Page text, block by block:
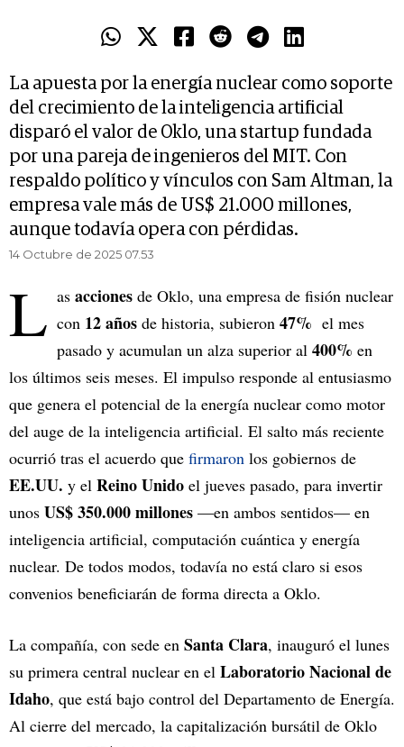
La apuesta por la energía nuclear como soporte
del crecimiento de la inteligencia artificial
disparó el valor de Oklo, una startup fundada
por una pareja de ingenieros del MIT. Con
respaldo político y vínculos con Sam Altman, la
empresa vale más de US$ 21.000 millones,
aunque todavía opera con pérdidas.
14 Octubre de 2025 07.53
L as acciones de Oklo, una empresa de fisión nuclear
con 12 años de historia, subieron 47% el mes
pasado y acumulan un alza superior al 400% en
los últimos seis meses. El impulso responde al entusiasmo
que genera el potencial de la energía nuclear como motor
del auge de la inteligencia artificial. El salto más reciente
ocurrió tras el acuerdo que firmaron los gobiernos de
EE.UU. y el Reino Unido el jueves pasado, para invertir
unos US$ 350.000 millones —en ambos sentidos— en
inteligencia artificial, computación cuántica y energía
nuclear. De todos modos, todavía no está claro si esos
convenios beneficiarán de forma directa a Oklo.
La compañía, con sede en Santa Clara, inauguró el lunes
su primera central nuclear en el Laboratorio Nacional de
Idaho, que está bajo control del Departamento de Energía.
Al cierre del mercado, la capitalización bursátil de Oklo